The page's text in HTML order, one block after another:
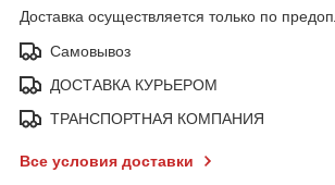
Доставка осуществляется только по
Самовывоз
ДОСТАВКА КУРЬЕРОМ
ТРАНСПОРТНАЯ КОМПАНИЯ
Все условия доставки